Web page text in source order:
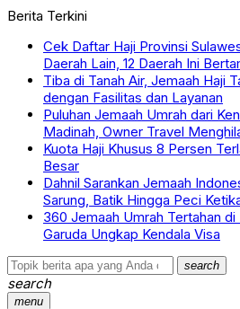
Berita Terkini
Cek Daftar Haji Provinsi
Daerah Lain, 12 Daerah Ini
Tiba di Tanah Air, Jemaah Haji
dengan Fasilitas dan Layanan
Puluhan Jemaah Umrah dari
Madinah, Owner Travel
Kuota Haji Khusus 8 Persen
Besar
Dahnil Sarankan Jemaah
Sarung, Batik Hingga Peci
360 Jemaah Umrah Tertahan di
Garuda Ungkap Kendala Visa
search
search
menu